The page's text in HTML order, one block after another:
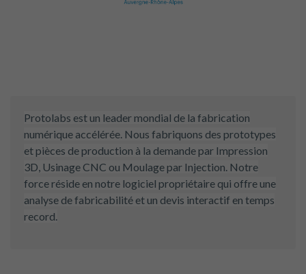
Protolabs est un leader mondial de la fabrication
numérique accélérée. Nous fabriquons des prototypes
et pièces de production à la demande par Impression
3D, Usinage CNC ou Moulage par Injection. Notre
force réside en notre logiciel propriétaire qui offre une
analyse de fabricabilité et un devis interactif en temps
record.